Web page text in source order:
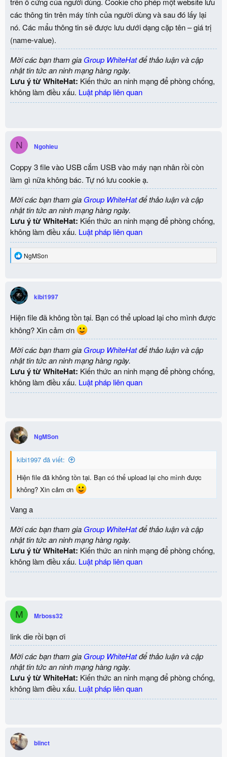
các thông tin trên máy tính của người dùng và sau đó lấy lại
nó. Các mẩu thông tin sẽ được lưu dưới dạng cặp tên – giá trị
(name-value).
Mời các bạn tham gia Group WhiteHatđể thảo luận và cập
nhật tin tức an ninh mạng hàng ngày.
Lưu ý từ WhiteHat: Kiến thức an ninh mạng để phòng chống,
không làm điều xấu. Luật pháp liên quan
N Ngohieu
Coppy 3 file vào USB cắm USB vào máy nạn nhân rồi còn
làm gì nữa không bác. Tự nó lưu cookie ạ.
Mời các bạn tham gia Group WhiteHatđể thảo luận và cập
nhật tin tức an ninh mạng hàng ngày.
Lưu ý từ WhiteHat: Kiến thức an ninh mạng để phòng chống,
không làm điều xấu. Luật pháp liên quan
R
t
i
o
s
:
NgMSon
kibi1997
Hiện file đã không tồn tại. Bạn có thể upload lại cho mình được
không? Xin cảm ơn
Mời các bạn tham gia Group WhiteHatđể thảo luận và cập
nhật tin tức an ninh mạng hàng ngày.
Lưu ý từ WhiteHat: Kiến thức an ninh mạng để phòng chống,
không làm điều xấu. Luật pháp liên quan
NgMSon
kibi1997 đã viết:
Hiện file đã không tồn tại. Bạn có thể upload lại cho mình được
không? Xin cảm ơn
Vang a
Mời các bạn tham gia Group WhiteHatđể thảo luận và cập
nhật tin tức an ninh mạng hàng ngày.
Lưu ý từ WhiteHat: Kiến thức an ninh mạng để phòng chống,
không làm điều xấu. Luật pháp liên quan
M Mrboss32
link die rồi bạn ơi
Mời các bạn tham gia Group WhiteHatđể thảo luận và cập
nhật tin tức an ninh mạng hàng ngày.
Lưu ý từ WhiteHat: Kiến thức an ninh mạng để phòng chống,
không làm điều xấu. Luật pháp liên quan
biinct